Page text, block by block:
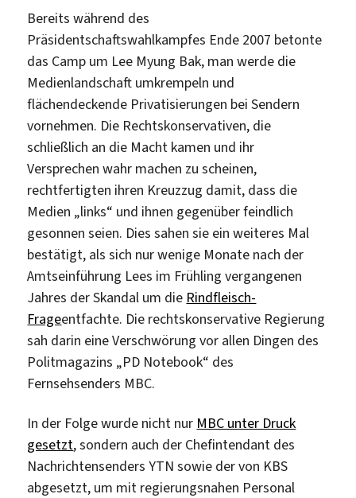
Bereits während des
Präsidentschaftswahlkampfes Ende 2007 betonte
das Camp um Lee Myung Bak, man werde die
Medienlandschaft umkrempeln und
flächendeckende Privatisierungen bei Sendern
vornehmen. Die Rechtskonservativen, die
schließlich an die Macht kamen und ihr
Versprechen wahr machen zu scheinen,
rechtfertigten ihren Kreuzzug damit, dass die
Medien „links“ und ihnen gegenüber feindlich
gesonnen seien. Dies sahen sie ein weiteres Mal
bestätigt, als sich nur wenige Monate nach der
Amtseinführung Lees im Frühling vergangenen
Jahres der Skandal um die Rindfleisch-
Frageentfachte. Die rechtskonservative Regierung
sah darin eine Verschwörung vor allen Dingen des
Politmagazins „PD Notebook“ des
Fernsehsenders MBC.
In der Folge wurde nicht nur MBC unter Druck
gesetzt, sondern auch der Chefintendant des
Nachrichtensenders YTN sowie der von KBS
abgesetzt, um mit regierungsnahen Personal